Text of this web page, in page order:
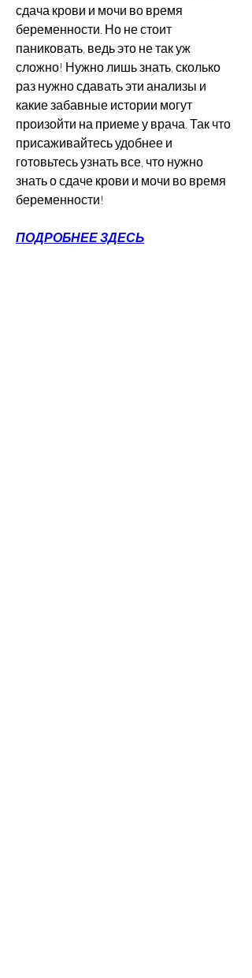
сдача крови и мочи во время
беременности. Но не стоит
паниковать, ведь это не так уж
сложно! Нужно лишь знать, сколько
раз нужно сдавать эти анализы и
какие забавные истории могут
произойти на приеме у врача. Так что
присаживайтесь удобнее и
готовьтесь узнать все, что нужно
знать о сдаче крови и мочи во время
беременности!
ПОДРОБНЕЕ ЗДЕСЬ